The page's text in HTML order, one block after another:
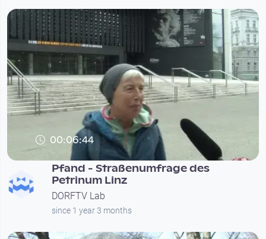
00:06:44
Pfand - Straßenumfrage des
Petrinum Linz
DORFTV Lab
since 1 year 3 months